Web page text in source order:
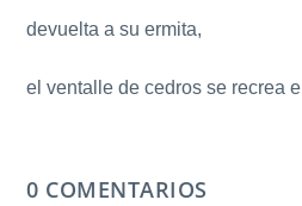
devuelta a su ermita,
el ventalle de cedros se recrea
0 COMENTARIOS